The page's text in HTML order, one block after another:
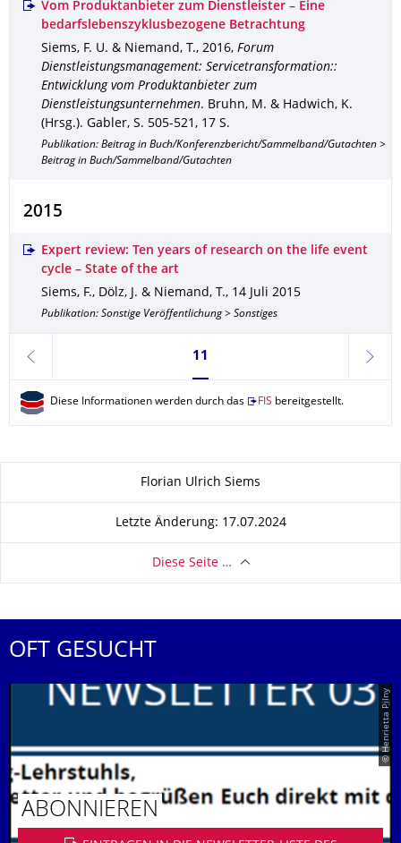
Vom Produktanbieter zum Dienstleister – Eine
bedarfslebenszyklusbezogene Betrachtung
Siems, F. U. & Niemand, T., 2016, Forum
Dienstleistungsmanagement: Servicetransformation::
Entwicklung vom Produktanbieter zum
Dienstleistungsunternehmen. Bruhn, M. & Hadwich, K.
(Hrsg.). Gabler, S. 505-521 , 17 S.
Publikation: Beitrag in Buch/Konferenzbericht/Sammelband/Gutachten >
Beitrag in Buch/Sammelband/Gutachten
2015
Expert review: Ten years of research on the life event
cycle – State of the art
Siems, F., Dölz, J. & Niemand, T., 14 Juli 2015
Publikation: Sonstige Veröffentlichung > Sonstiges
zurück
Seite 11, aktuell ausgewählt
11
weiter
Diese Informationen werden durch das FIS bereitgestellt.
Florian Ulrich Siems
Letzte Änderung: 17.07.2024
Diese Seite …
OFT GESUCHT
© Henrietta Pilny
ABONNIEREN